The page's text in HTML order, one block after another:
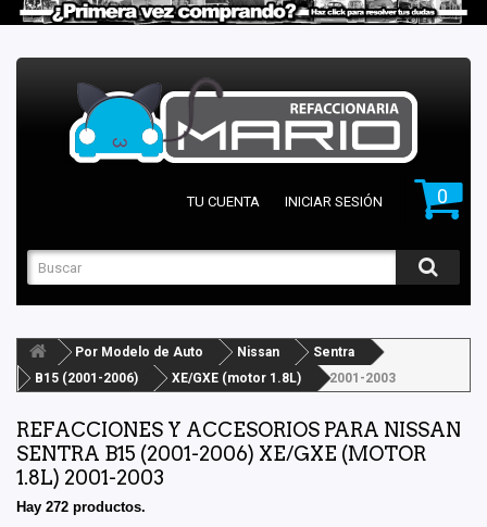
0
TU CUENTA INICIAR SESIÓN
Por Modelo de Auto Nissan
Sentra
B15 (2001-2006)
XE/GXE (motor 1.8L) 2001-2003
REFACCIONES Y ACCESORIOS PARA NISSAN
SENTRA B15 (2001-2006) XE/GXE (MOTOR
1.8L) 2001-2003
Hay 272 productos.